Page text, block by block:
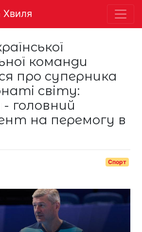
Хвиля
команди
про суперника
світу:
- головний
на перемогу в
Спорт